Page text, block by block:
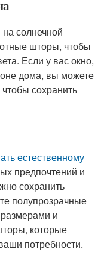
солнечной
шторы, чтобы
Если у вас окно,
дома, вы можете
сохранить
естественному
предпочтений и
сохранить
полупрозрачные
и
которые
потребности.